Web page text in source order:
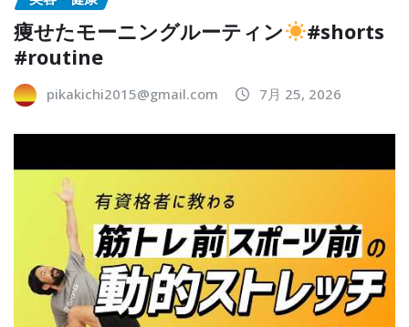
痩せたモーニングルーティン
#shorts
#routine
pikakichi2015@gmail.com 7月 25, 2026